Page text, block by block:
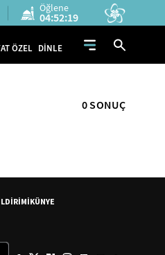
Öğlene
04:52:19
ÖZEL DİNLE
0 SONUÇ
KÜNYE